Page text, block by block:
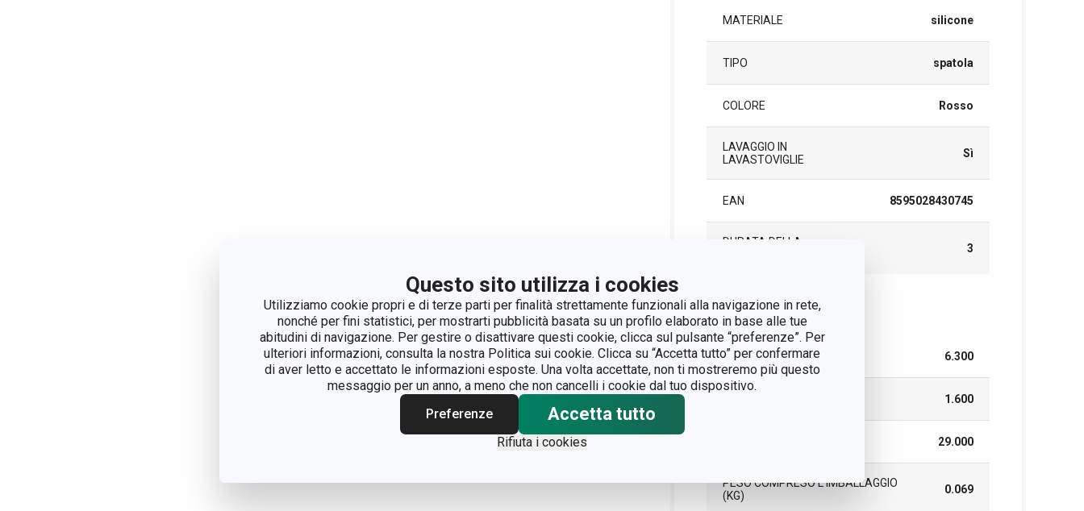
Questo sito utilizza i cookies
Utilizziamo cookie propri e di terze parti per finalità strettamente funzionali alla navigazione in rete,
nonché per fini statistici, per mostrarti pubblicità basata su un profilo elaborato in base alle tue
abitudini di navigazione. Per gestire o disattivare questi cookie, clicca sul pulsante “preferenze”. Per
ulteriori informazioni, consulta la nostra Politica sui cookie. Clicca su “Accetta tutto” per confermare
di aver letto e accettato le informazioni esposte. Una volta accettate, non ti mostreremo più questo
messaggio per un anno, a meno che non cancelli i cookie dal tuo dispositivo.
Preferenze
Accetta tutto
Rifiuta i cookies
MATERIALE silicone
TIPO spatola
COLORE Rosso
LAVAGGIO IN
LAVASTOVIGLIE
Sì
EAN 8595028430745
DURATA DELLA
3
Pacchetto
LARGHEZZA (CM) 6.300
1.600
29.000
PESO COMPRESO L'IMBALLAGGIO
(KG)
0.069